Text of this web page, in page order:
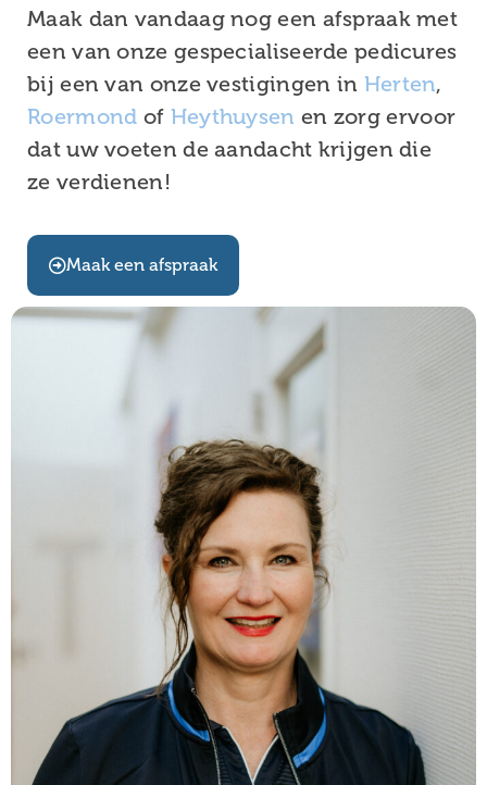
Maak dan vandaag nog een afspraak met
een van onze gespecialiseerde pedicures
bij een van onze vestigingen in Herten,
Roermond of Heythuysen en zorg ervoor
dat uw voeten de aandacht krijgen die
ze verdienen!
Maak een afspraak